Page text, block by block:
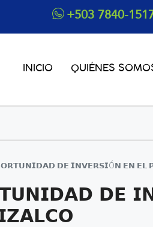
+503 7840-
INICIO QUIÉNES
𝗗𝗘 𝗜𝗡𝗩𝗘𝗥𝗦𝗜Ó𝗡 𝗘𝗡 𝗘𝗟
𝗗𝗘